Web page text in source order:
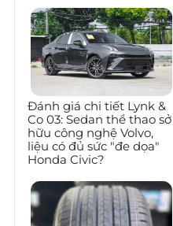
Đánh giá chi tiết Lynk &
Co 03: Sedan thể thao sở
hữu công nghệ Volvo,
liệu có đủ sức "đe dọa"
Honda Civic?